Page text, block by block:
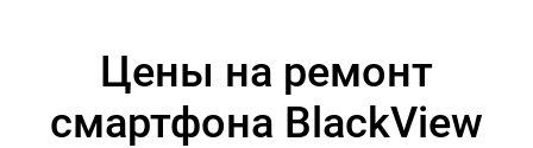
Цены на ремонт
смартфона BlackView